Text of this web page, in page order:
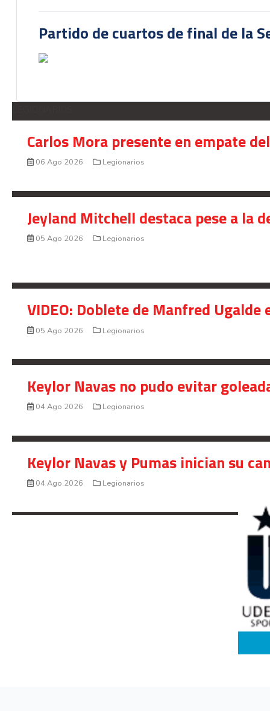
Partido de cuartos de final de la
Carlos Mora presente en empate
06 Ago 2026 Legionarios
Jeyland Mitchell destaca pese a la
05 Ago 2026 Legionarios
VIDEO: Doblete de Manfred
05 Ago 2026 Legionarios
Keylor Navas no pudo evitar
04 Ago 2026 Legionarios
Keylor Navas y Pumas inician su
04 Ago 2026 Legionarios